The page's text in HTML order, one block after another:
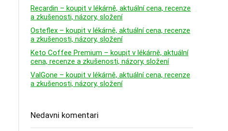
Recardin – koupit v lékárně, aktuální cena, recenze
a zkušenosti, názory, složení
Osteflex – koupit v lékárně, aktuální cena, recenze
a zkušenosti, názory, složení
Keto Coffee Premium – koupit v lékárně, aktuální
cena, recenze a zkušenosti, názory, složení
ValGone – koupit v lékárně, aktuální cena, recenze
a zkušenosti, názory, složení
Nedavni komentari